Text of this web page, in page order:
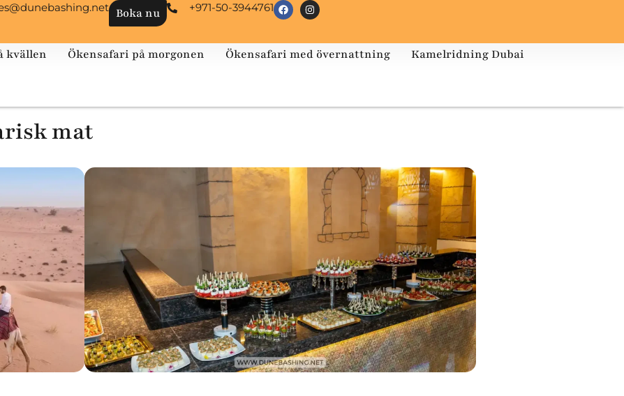
Boka nu +971-50-3944761
kvällen Ökensafari på morgonen Ökensafari med övernattning Kamelridning Dubai
mat